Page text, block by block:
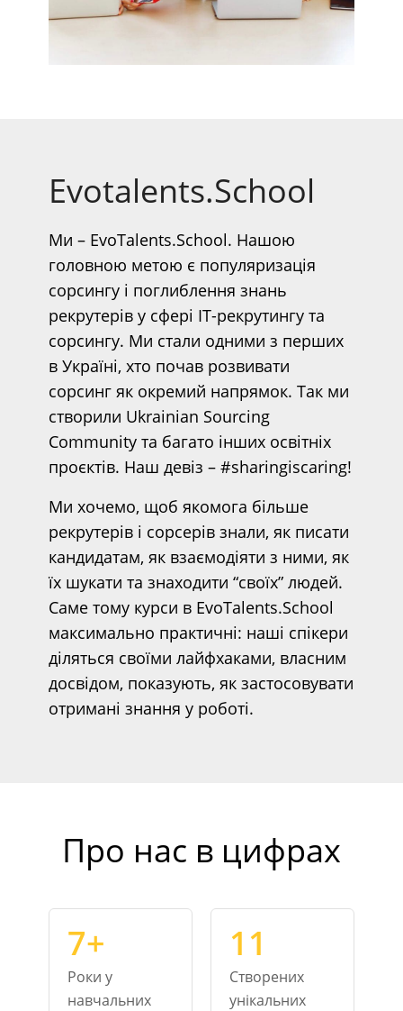
Evotalents.School
Ми – EvoTalents.School. Нашою
головною метою є популяризація
сорсингу і поглиблення знань
рекрутерів у сфері IT-рекрутингу та
сорсингу. Ми стали одними з перших
в Україні, хто почав розвивати
сорсинг як окремий напрямок. Так ми
створили Ukrainian Sourcing
Community та багато інших освітніх
проєктів. Наш девіз – #sharingiscaring!
Ми хочемо, щоб якомога більше
рекрутерів і сорсерів знали, як писати
кандидатам, як взаємодіяти з ними, як
їх шукати та знаходити “своїх” людей.
Саме тому курси в EvoTalents.School
максимально практичні: наші спікери
діляться своїми лайфхаками, власним
досвідом, показують, як застосовувати
отримані знання у роботі.
Про нас в цифрах
7+
Роки у
навчальних
11
Створених
унікальних